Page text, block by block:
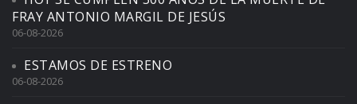
FRAY ANTONIO MARGIL DE JESÚS
06-08-2026
ESTAMOS DE ESTRENO
06-08-2026